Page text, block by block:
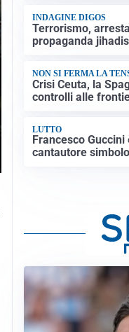
INDAGINE DIGOS
Terrorismo,
propaganda
NON SI FERMA LA
Crisi Ceuta, la
controlli alle
LUTTO
Francesco
cantautore